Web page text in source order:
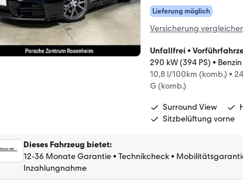
Lieferung möglich
Versicherung
Unfallfrei •
290 kW (394 PS) • Benzin
10,8 l/100km (komb.) •
G (komb.)
Surround View
Sitzbelüftung vorne
Dieses Fahrzeug bietet:
12-36 Monate Garantie• Technikcheck•
Inzahlungnahme